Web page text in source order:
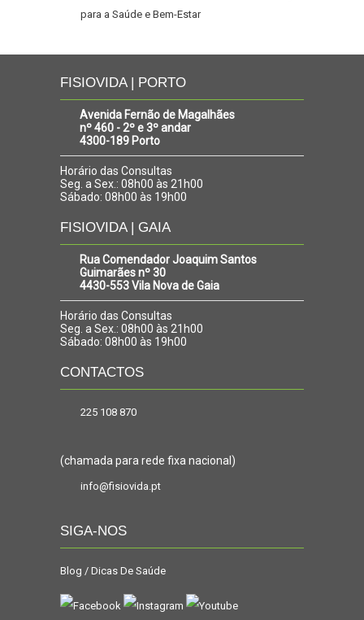
para a Saúde e Bem-Estar
FISIOVIDA | PORTO
Avenida Fernão de Magalhães
nº 460 - 2º e 3º andar
4300-189 Porto
Horário das Consultas
Seg. a Sex.: 08h00 às 21h00
Sábado: 08h00 às 19h00
FISIOVIDA | GAIA
Rua Comendador Joaquim Santos
Guimarães nº 30
4430-553 Vila Nova de Gaia
Horário das Consultas
Seg. a Sex.: 08h00 às 21h00
Sábado: 08h00 às 19h00
CONTACTOS
225 108 870
(chamada para rede fixa nacional)
info@fisiovida.pt
SIGA-NOS
Blog / Dicas De Saúde